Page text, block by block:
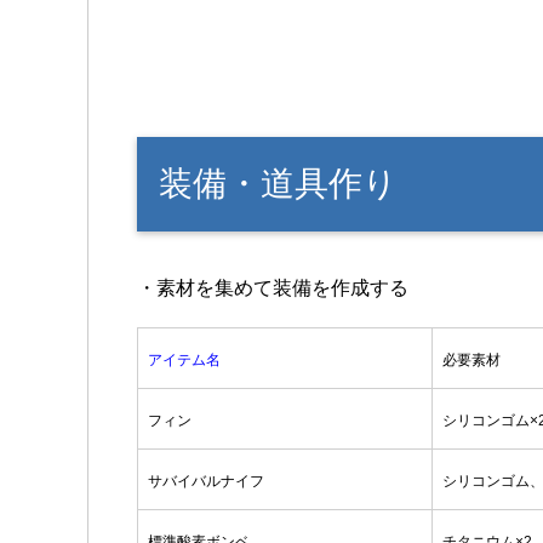
装備・道具作り
・素材を集めて装備を作成する
アイテム名 必要素材
フィン シリコンゴム
サバイバルナイフ シリコンゴム